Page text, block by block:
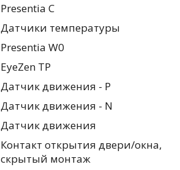
Presentia C
Датчики температуры
Presentia W0
EyeZen TP
Датчик движения - P
Датчик движения - N
Датчик движения
Контакт открытия двери/окна,
скрытый монтаж